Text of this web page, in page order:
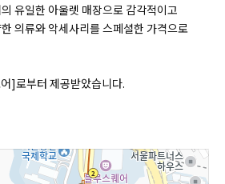
유일한 아울렛 매장으로 감각적이고
의류와 악세사리를 스페셜한 가격으로
]로부터 제공받았습니다.